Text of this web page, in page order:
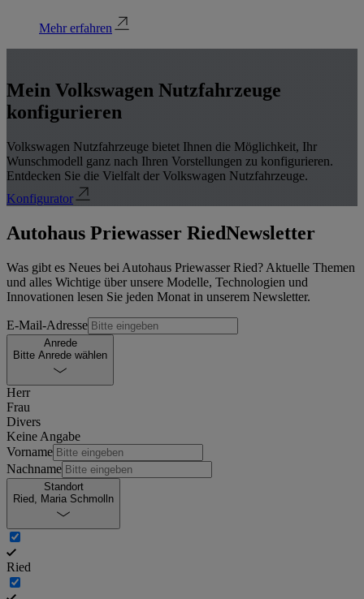
Mehr erfahren
Mein Volkswagen Nutzfahrzeuge
konfigurieren
Volkswagen Nutzfahrzeuge bietet Ihnen die Möglichkeit, Ihr
Wunschmodell ganz nach Ihren Vorstellungen zu konfigurieren.
Entdecken Sie die Vielfalt der Volkswagen Nutzfahrzeuge.
Konfigurator
Autohaus Priewasser RiedNewsletter
Was gibt es Neues bei Autohaus Priewasser Ried? Aktuelle Themen
und alles Wichtige über unsere Modelle, Technologien und
Innovationen lesen Sie jeden Monat in unserem Newsletter.
E-Mail-Adresse
Anrede
Bitte Anrede wählen
Herr
Frau
Divers
Keine Angabe
Vorname
Nachname
Standort
Ried, Maria Schmolln
Ried